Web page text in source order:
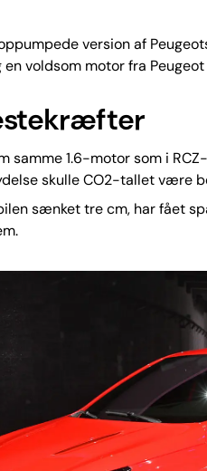
version af
voldsom motor fra
samme 1.6-motor som i
skulle CO2-tallet være
sænket tre cm, har fået